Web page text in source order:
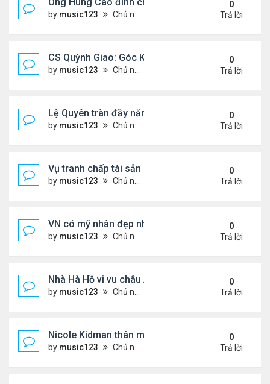
by music123 Chủ nhật Tháng 7 26, 2026 5:17 pm
0
Trả lời
CS Quỳnh Giao: Góc Khuất Của Căn Bệnh Đoạt
by music123 Chủ nhật Tháng 7 26, 2026 5:12 pm
0
Trả lời
Lệ Quyên tràn đầy năng lượng tại Mỹ
by music123 Chủ nhật Tháng 7 26, 2026 5:09 pm
0
Trả lời
Vụ tranh chấp tài sản của dv Đức Tiến
by music123 Chủ nhật Tháng 7 26, 2026 4:52 pm
0
Trả lời
VN có mỹ nhân đẹp như búp bê bỏ showbiz lấy
by music123 Chủ nhật Tháng 7 26, 2026 4:49 pm
0
Trả lời
Nhà Hà Hồ vi vu châu Âu
by music123 Chủ nhật Tháng 7 26, 2026 4:40 pm
0
Trả lời
Nicole Kidman thân mật bên bf doanh nhân
by music123 Chủ nhật Tháng 7 26, 2026 4:34 pm
0
Trả lời